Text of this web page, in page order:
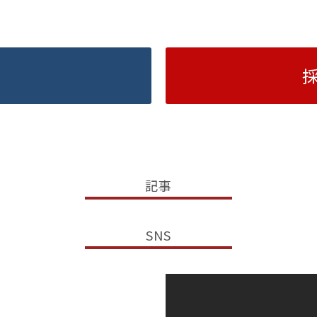
記事
SNS